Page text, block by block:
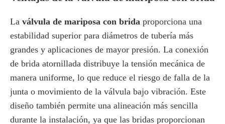
La válvula de mariposa con brida proporciona una
estabilidad superior para diámetros de tubería más
grandes y aplicaciones de mayor presión. La conexión
de brida atornillada distribuye la tensión mecánica de
manera uniforme, lo que reduce el riesgo de falla de la
junta o movimiento de la válvula bajo vibración. Este
diseño también permite una alineación más sencilla
durante la instalación, ya que las bridas proporcionan